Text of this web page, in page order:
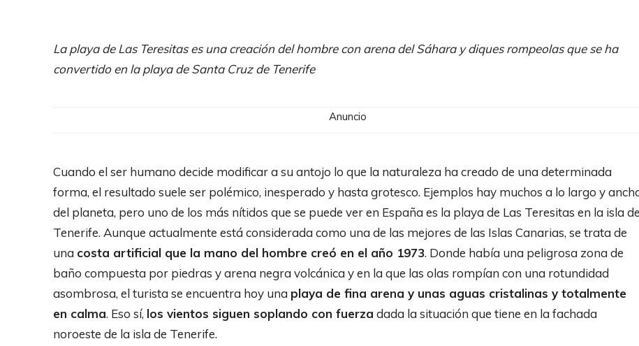
La playa de Las Teresitas es una creación del hombre con arena del Sáhara y diques rompeolas que se ha
convertido en la playa de Santa Cruz de Tenerife
Anuncio
Cuando el ser humano decide modificar a su antojo lo que la naturaleza ha creado de una determinada
forma, el resultado suele ser polémico, inesperado y hasta grotesco. Ejemplos hay muchos a lo largo y
del planeta, pero uno de los más nítidos que se puede ver en España es la playa de Las Teresitas en la isla de
Tenerife. Aunque actualmente está considerada como una de las mejores de las Islas Canarias, se trata de
una costa artificial que la mano del hombre creó en el año 1973. Donde había una peligrosa zona de
baño compuesta por piedras y arena negra volcánica y en la que las olas rompían con una rotundidad
asombrosa, el turista se encuentra hoy una playa de fina arena y unas aguas cristalinas y totalmente
en calma. Eso sí, los vientos siguen soplando con fuerza dada la situación que tiene en la fachada
noroeste de la isla de Tenerife.